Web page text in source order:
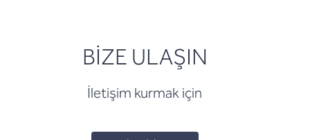
BİZE ULAŞIN
İletişim kurmak için